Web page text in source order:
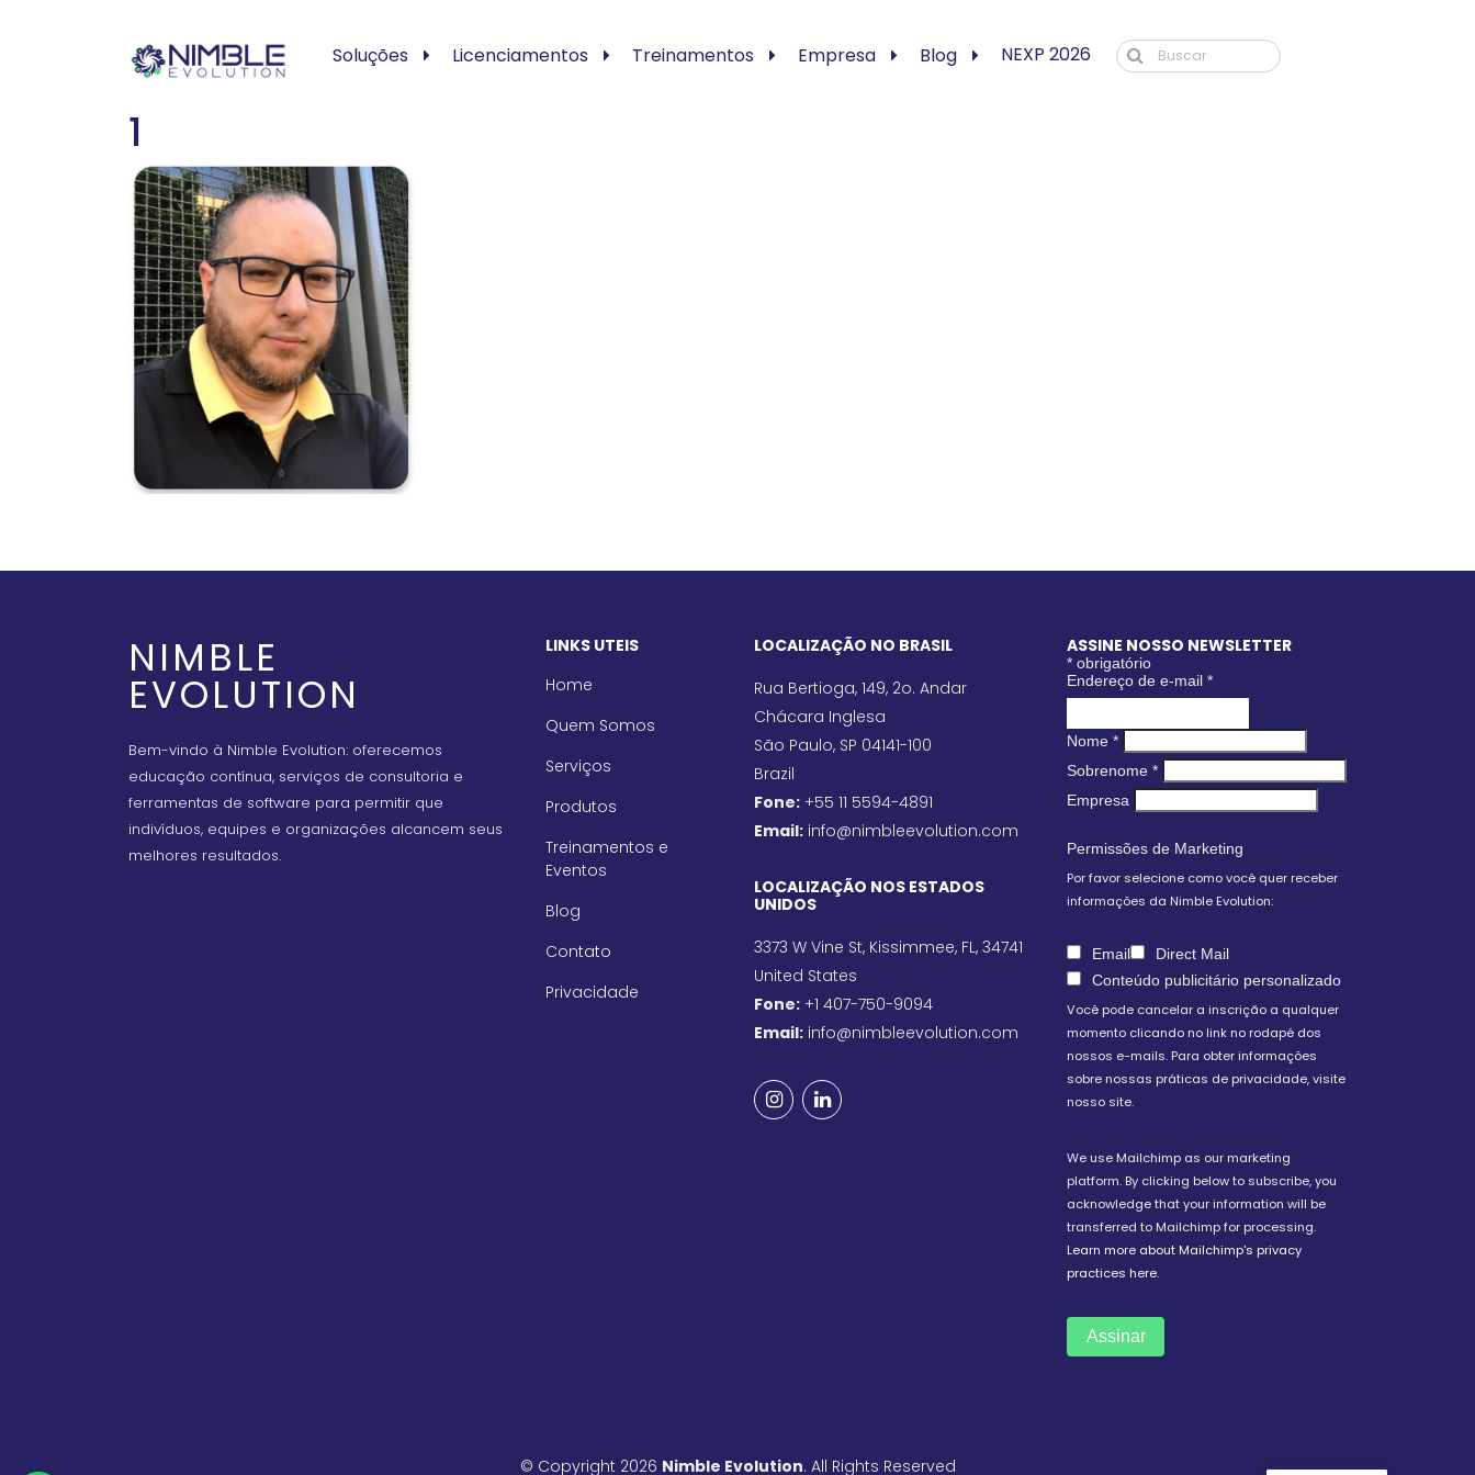
Soluções Licenciamentos Treinamentos Empresa Blog NEXP 2026
1
NIMBLE
EVOLUTION
Bem-vindo à Nimble Evolution: oferecemos
educação contínua, serviços de consultoria e
ferramentas de software para permitir que
indivíduos, equipes e organizações alcancem seus
melhores resultados.
LINKS UTEIS
Home
Quem Somos
Serviços
Produtos
Treinamentos e
Eventos
Blog
Contato
Privacidade
LOCALIZAÇÃO NO BRASIL
Rua Bertioga, 149, 2o. Andar
Chácara Inglesa
São Paulo, SP 04141-100
Brazil
Fone: +55 11 5594-4891
Email: info@nimbleevolution.com
LOCALIZAÇÃO NOS ESTADOS
UNIDOS
3373 W Vine St, Kissimmee, FL, 34741
United States
Fone: +1 407-750-9094
Email: info@nimbleevolution.com
ASSINE NOSSO NEWSLETTER
* obrigatório
Endereço de e-mail *
Nome *
Sobrenome *
Empresa
Permissões de Marketing
Por favor selecione como você quer receber
informações da Nimble Evolution:
Email
Direct Mail
Conteúdo publicitário personalizado
Você pode cancelar a inscrição a qualquer
momento clicando no link no rodapé dos
nossos e-mails. Para obter informações
sobre nossas práticas de privacidade, visite
nosso site.
We use Mailchimp as our marketing
platform. By clicking below to subscribe, you
acknowledge that your information will be
transferred to Mailchimp for processing.
Learn more about Mailchimp's privacy
practices here.
© Copyright 2026 Nimble Evolution. All Rights Reserved